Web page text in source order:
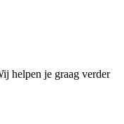
helpen je graag verder